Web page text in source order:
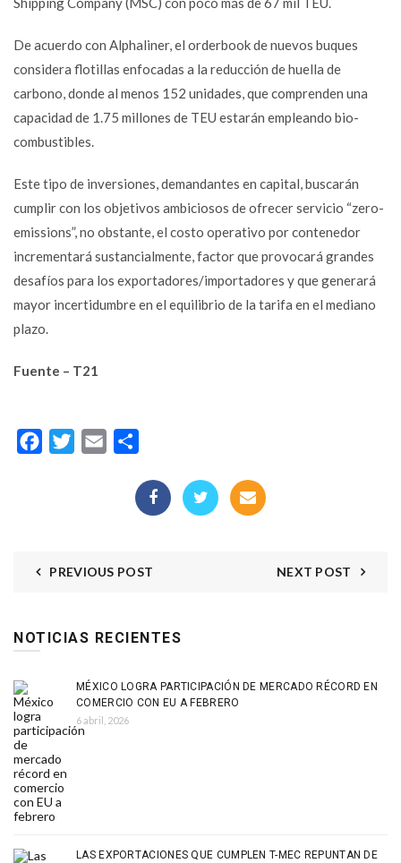
De acuerdo con Alphaliner, el orderbook de nuevos buques
considera flotillas enfocadas a la reducción de huella de
carbono, donde al menos 152 unidades, que comprenden una
capacidad de 1.75 millones de TEU estarán empleando bio-
combustibles.
Este tipo de inversiones, demandantes en capital, buscarán
cumplir con los objetivos ambiciosos de ofrecer servicio “zero-
emissions”, no obstante, el costo operativo por contenedor
incrementará sustancialmente, factor que provocará grandes
desafíos para los exportadores/importadores y que generará
mayor incertidumbre en el equilibrio de la tarifa en el mediano
plazo.
Fuente – T21
FacebookTwitterEmail
PREVIOUS POST NEXT POST
NOTICIAS RECIENTES
MÉXICO LOGRA PARTICIPACIÓN DE MERCADO RÉCORD EN
COMERCIO CON EU A FEBRERO
6 abril, 2026
LAS EXPORTACIONES QUE CUMPLEN T-MEC REPUNTAN DE